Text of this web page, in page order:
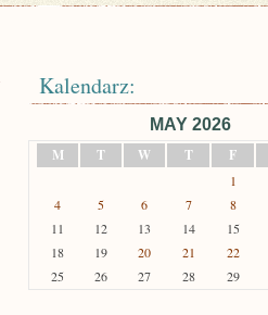
Kalendarz:
MAY 2026
M
T W T F
1
4
5 6 7 8
11
12 13 14 15
18
19 20 21 22
25
26 27 28 29